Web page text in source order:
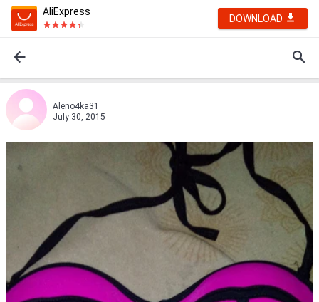
AliExpress
DOWNLOAD
Aleno4ka31
July 30, 2015